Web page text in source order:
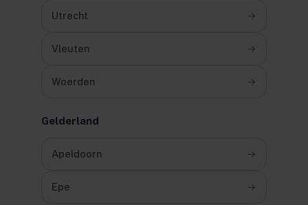
Utrecht →
Vleuten →
Woerden →
Gelderland
Apeldoorn →
Epe →